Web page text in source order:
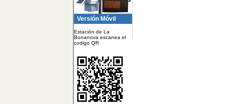
Versión Móvil
Estación de La
Bonanova escanea el
codigo QR